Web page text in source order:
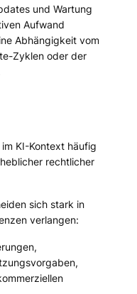
und Wartung
Aufwand
Abhängigkeit vom
Zyklen oder der
KI-Kontext häufig
rechtlicher
sich stark in
verlangen: